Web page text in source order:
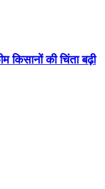
किसानों की चिंता बढ़ी